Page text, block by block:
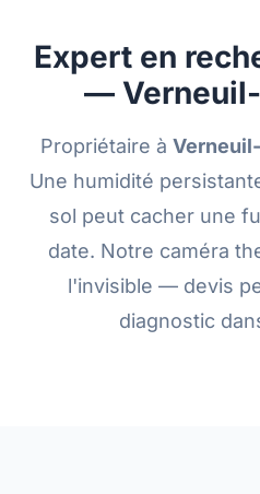
Expert en
—
Propriétaire à
Une humidité
sol peut cacher une
date. Notre caméra
l'invisible — devis
diagnostic